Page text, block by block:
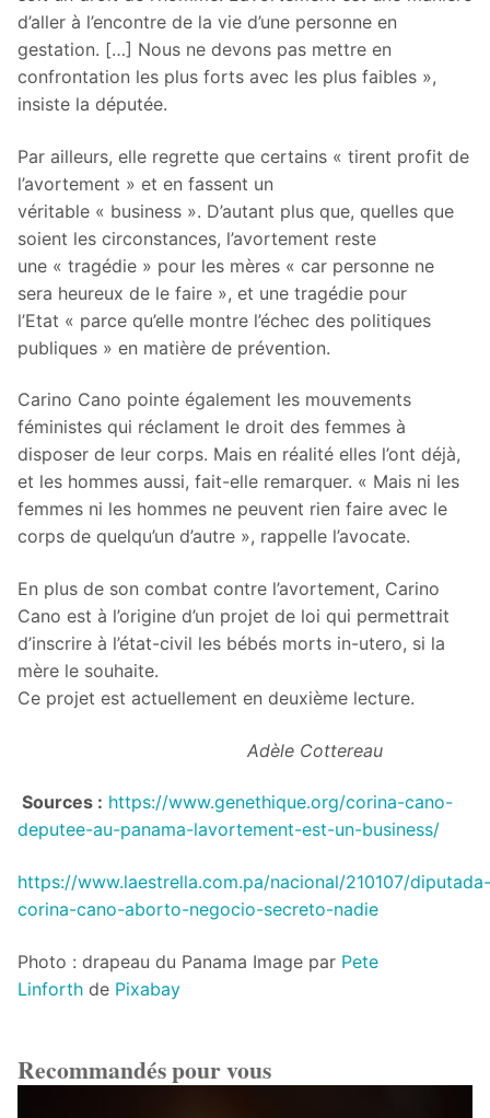
d’aller à l’encontre de la vie d’une personne en
gestation. […] Nous ne devons pas mettre en
confrontation les plus forts avec les plus faibles »,
insiste la députée.
Par ailleurs, elle regrette que certains « tirent profit de
l’avortement » et en fassent un
véritable « business ». D’autant plus que, quelles que
soient les circonstances, l’avortement reste
une « tragédie » pour les mères « car personne ne
sera heureux de le faire », et une tragédie pour
l’Etat « parce qu’elle montre l’échec des politiques
publiques » en matière de prévention.
Carino Cano pointe également les mouvements
féministes qui réclament le droit des femmes à
disposer de leur corps. Mais en réalité elles l’ont déjà,
et les hommes aussi, fait-elle remarquer. « Mais ni les
femmes ni les hommes ne peuvent rien faire avec le
corps de quelqu’un d’autre », rappelle l’avocate.
En plus de son combat contre l’avortement, Carino
Cano est à l’origine d’un projet de loi qui permettrait
d’inscrire à l’état-civil les bébés morts in-utero, si la
mère le souhaite.
Ce projet est actuellement en deuxième lecture.
Adèle Cottereau
Sources : https://www.genethique.org/corina-cano-
deputee-au-panama-lavortement-est-un-business/
https://www.laestrella.com.pa/nacional/210107/diputada-
corina-cano-aborto-negocio-secreto-nadie
Photo : drapeau du Panama Image par Pete
Linforth de Pixabay
Recommandés pour vous